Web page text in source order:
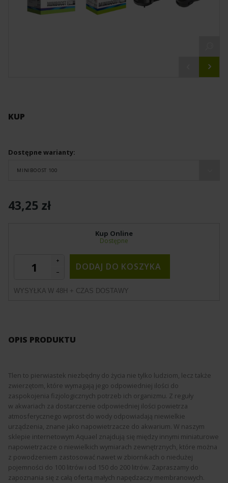
KUP
Dostępne warianty:
MINIBOOST 100
43,25 zł
Kup Online
Dostępne
DODAJ DO KOSZYKA
WYSYŁKA W 48H + CZAS DOSTAWY
OPIS PRODUKTU
Tlen to pierwiastek niezbędny do życia nie tylko ludziom, lecz także
zwierzętom, które wymagają jego odpowiedniej ilości do
zaspokojenia fizjologicznych potrzeb ich organizmu. Z reguły
w akwariach za dostarczenie odpowiedniej ilości powietrza
atmosferycznego wprost do wody odpowiadają niewielkie
urządzenia, znane jako napowietrzacze do akwarium. W naszym
sklepie internetowym Aquael znajdują się między innymi miniaturowe
napowietrzacze o niewielkich wymiarach zewnętrznych, które można
z powodzeniem zastosować nawet w zbiornikach o niedużej
pojemności do 100 litrów i od 150 do 200 litrów. Zapraszamy do
zapoznania się z całą ofertą małych napędzaczy membranowych.